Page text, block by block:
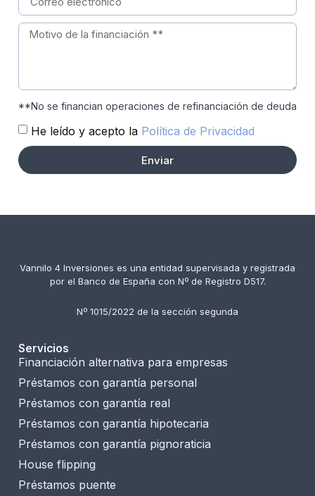
**No se financian operaciones de refinanciación de deuda
He leído y acepto la Política de Privacidad
Enviar
Vannilo 4 Inversiones es una entidad supervisada y registrada
por el Banco de España con Nº de Registro D517.
Nº 1015/2022 de la sección segunda
Servicios
Financiación alternativa para empresas
Préstamos con garantía personal
Préstamos con garantía real
Préstamos con garantía hipotecaria
Préstamos con garantía pignoraticia
House flipping
Préstamos puente